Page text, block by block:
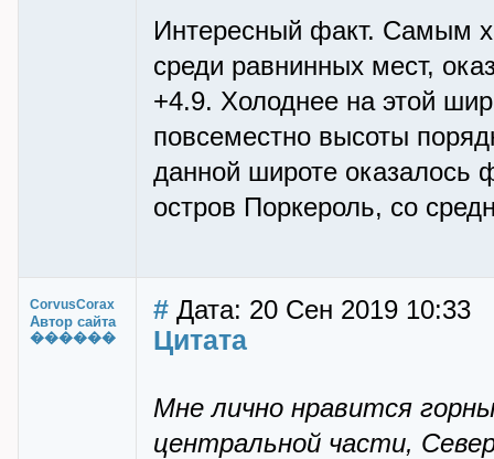
Интересный факт. Самым
среди равнинных мест,
+4.9. Холоднее на этой
повсеместно высоты
данной широте оказалось
остров Поркероль, со
CorvusCorax
Автор сайта
������
# Дата: 20 Сен 2019 10:33
Цитата
Мне лично нравится
центральной части,